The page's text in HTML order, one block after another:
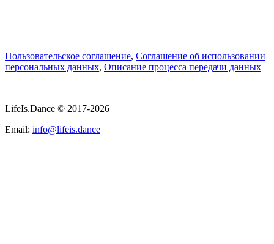
Пользовательское соглашение, Соглашение об использовании
персональных данных, Описание процесса передачи данных
LifeIs.Dance © 2017-2026
Email: info@lifeis.dance